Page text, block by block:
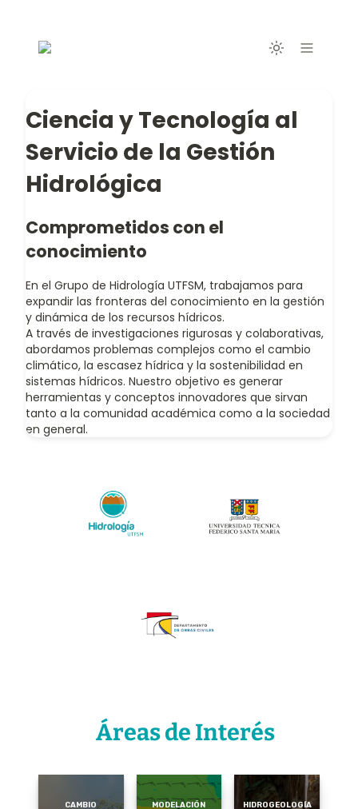
Ciencia y Tecnología al
Servicio de la Gestión
Hidrológica
Comprometidos con el
conocimiento
En el Grupo de Hidrología UTFSM, trabajamos para
expandir las fronteras del conocimiento en la gestión
y dinámica de los recursos hídricos.
A través de investigaciones rigurosas y colaborativas,
abordamos problemas complejos como el cambio
climático, la escasez hídrica y la sostenibilidad en
sistemas hídricos. Nuestro objetivo es generar
herramientas y conceptos innovadores que sirvan
tanto a la comunidad académica como a la sociedad
en general.
Áreas de Interés
CAMBIO
MODELACIÓN
HIDROGEOLOGÍA